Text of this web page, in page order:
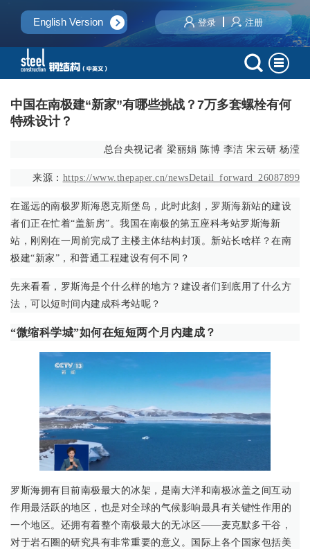
English Version 登录 注册
中国在南极建“新家”有哪些挑战？7万多套螺栓有何
特殊设计？
总台央视记者 梁丽娟 陈博 李洁 宋云研 杨滢
来源： https://www.thepaper.cn/newsDetail_forward_26087899
在遥远的南极罗斯海恩克斯堡岛，此时此刻，罗斯海新站的建设
者们正在忙着“盖新房”。我国在南极的第五座科考站罗斯海新
站，刚刚在一周前完成了主楼主体结构封顶。新站长啥样？在南
极建“新家”，和普通工程建设有何不同？
先来看看，罗斯海是个什么样的地方？建设者们到底用了什么方
法，可以短时间内建成科考站呢？
“微缩科学城”如何在短短两个月内建成？
罗斯海拥有目前南极最大的冰架，是南大洋和南极冰盖之间互动
作用最活跃的地区，也是对全球的气候影响最具有关键性作用的
一个地区。还拥有着整个南极最大的无冰区——麦克默多干谷，
对于岩石圈的研究具有非常重要的意义。国际上各个国家包括美